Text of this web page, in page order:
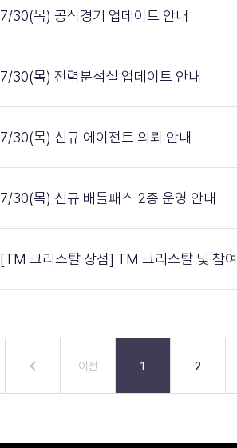
7/30(목) 공식경기 업데이트 안내
7/30(목) 전력분석실 업데이트 안내
7/30(목) 신규 에이전트 의뢰 안내
7/30(목) 신규 배틀패스 2종 운영 안내
[TM 크리스탈 상점] TM 크리스탈 및 참
이전 1 2